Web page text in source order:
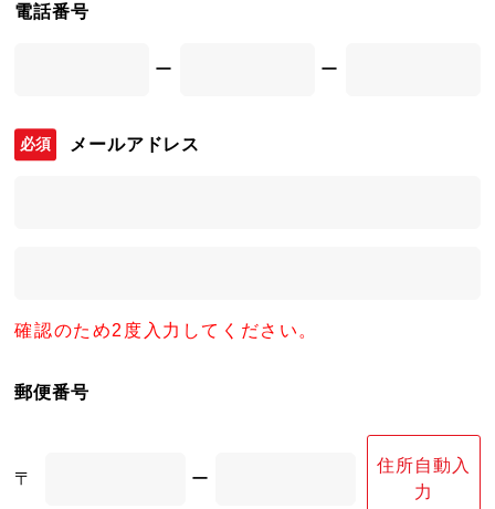
電話番号
ー ー
メールアドレス
確認のため2度入力してください。
郵便番号
〒 ー
住所自動入
力